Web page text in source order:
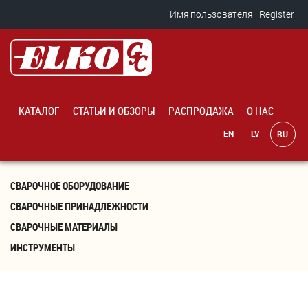
Имя пользователя Register
KАТАЛОГ СТАТЬИ И ОБЗОРЫ PАСПРОДАЖА О НАС
СВАРОЧНОЕ ОБОРУДОВАНИЕ
СВАРОЧНЫЕ ПРИНАДЛЕЖНОСТИ
СВАРОЧНЫЕ МАТЕРИАЛЫ
ИНСТРУМЕНТЫ